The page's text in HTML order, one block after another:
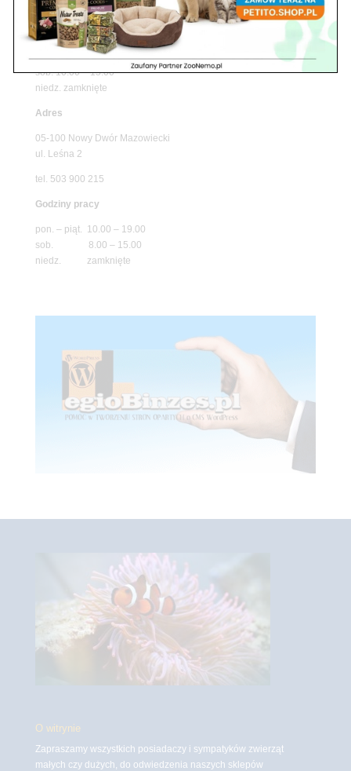
tel./fax. 22 784 71 96
Godziny pracy
pon. – piąt. 10.00 – 19.00
sob. 10.00 – 15.00
niedz. zamknięte
Adres
05-100 Nowy Dwór Mazowiecki
ul. Leśna 2
tel. 503 900 215
Godziny pracy
pon. – piąt. 10.00 – 19.00
sob. 8.00 – 15.00
niedz. zamknięte
O witrynie
Zapraszamy wszystkich posiadaczy i sympatyków zwierząt
małych czy dużych, do odwiedzenia naszych sklepów